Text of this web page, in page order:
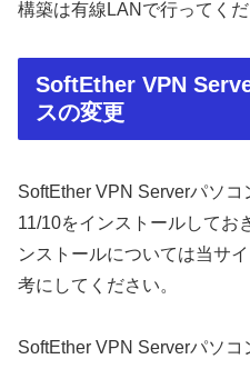
構築は有線LANで行ってくだ
SoftEther VPN
スの変更
SoftEther VPN Serverパソ
11/10をインストールしてお
ンストールについては当サ
考にしてください。
SoftEther VPN Serverパソ